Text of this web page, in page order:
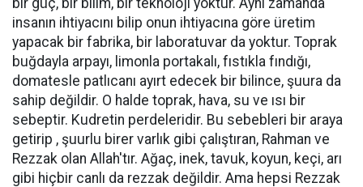
bir güç, bir bilim, bir teknoloji yoktur. Aynı zamanda
insanın ihtiyacını bilip onun ihtiyacına göre üretim
yapacak bir fabrika, bir laboratuvar da yoktur. Toprak
buğdayla arpayı, limonla portakalı, fıstıkla fındığı,
domatesle patlıcanı ayırt edecek bir bilince, şuura da
sahip değildir. O halde toprak, hava, su ve ısı bir
sebeptir. Kudretin perdeleridir. Bu sebebleri bir araya
getirip , şuurlu birer varlık gibi çalıştıran, Rahman ve
Rezzak olan Allah'tır. Ağaç, inek, tavuk, koyun, keçi, arı
gibi hiçbir canlı da rezzak değildir. Ama hepsi Rezzak